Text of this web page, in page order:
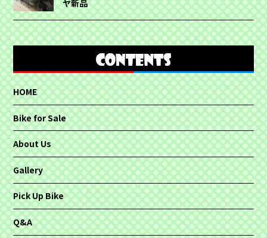
ヤ新品
HOME
Bike for Sale
About Us
Gallery
Pick Up Bike
Q&A